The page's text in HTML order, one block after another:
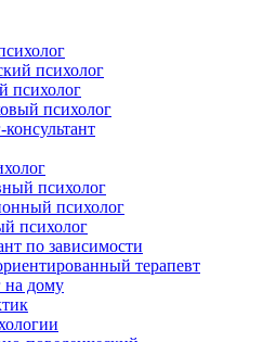
психолог
психолог
психолог
психолог
психолог
психолог
по зависимости
терапевт
на дому